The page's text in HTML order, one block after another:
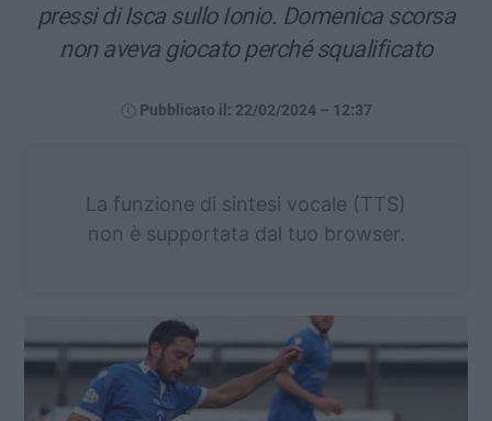
pressi di Isca sullo Ionio. Domenica scorsa
non aveva giocato perché squalificato
Pubblicato il: 22/02/2024 – 12:37
La funzione di sintesi vocale (TTS)
non è supportata dal tuo browser.